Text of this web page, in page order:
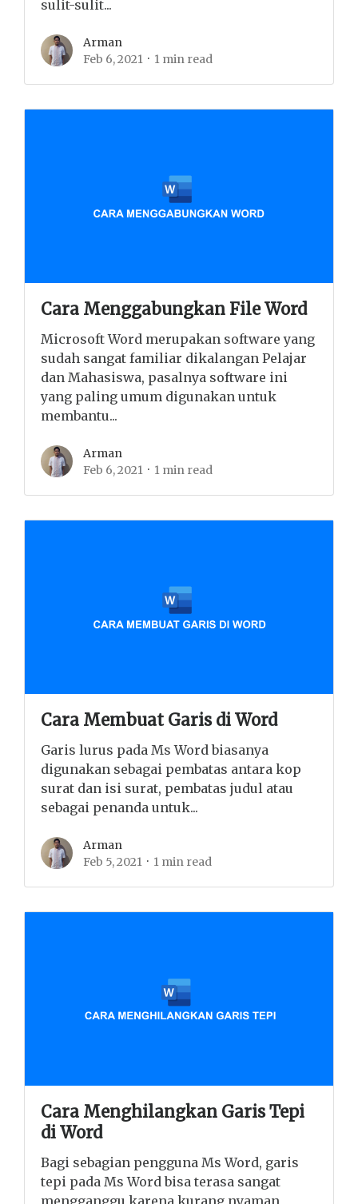
sulit-sulit...
Arman
Feb 6, 2021
1 min read
Cara Menggabungkan File Word
Microsoft Word merupakan software yang
sudah sangat familiar dikalangan Pelajar
dan Mahasiswa, pasalnya software ini
yang paling umum digunakan untuk
membantu...
Arman
Feb 6, 2021
1 min read
Cara Membuat Garis di Word
Garis lurus pada Ms Word biasanya
digunakan sebagai pembatas antara kop
surat dan isi surat, pembatas judul atau
sebagai penanda untuk...
Arman
Feb 5, 2021
1 min read
Cara Menghilangkan Garis Tepi
di Word
Bagi sebagian pengguna Ms Word, garis
tepi pada Ms Word bisa terasa sangat
mengganggu karena kurang nyaman